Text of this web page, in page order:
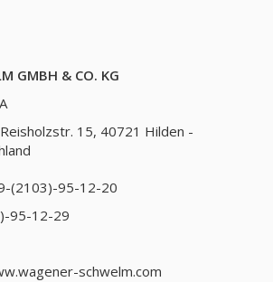
GMBH & CO. KG
Reisholzstr. 15, 40721 Hilden -
(2103)-95-12-20
95-12-29
schwelm.com